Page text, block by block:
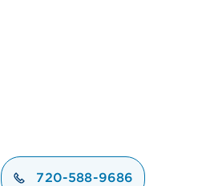
720-588-9686